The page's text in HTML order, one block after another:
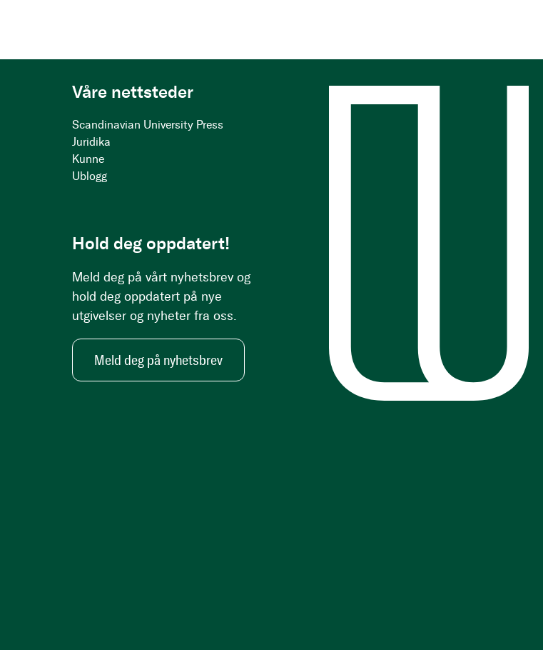
Våre nettsteder
Scandinavian University Press
Juridika
Kunne
Ublogg
Hold deg oppdatert!
Meld deg på vårt nyhetsbrev og
hold deg oppdatert på nye
utgivelser og nyheter fra oss.
Meld deg på nyhetsbrev